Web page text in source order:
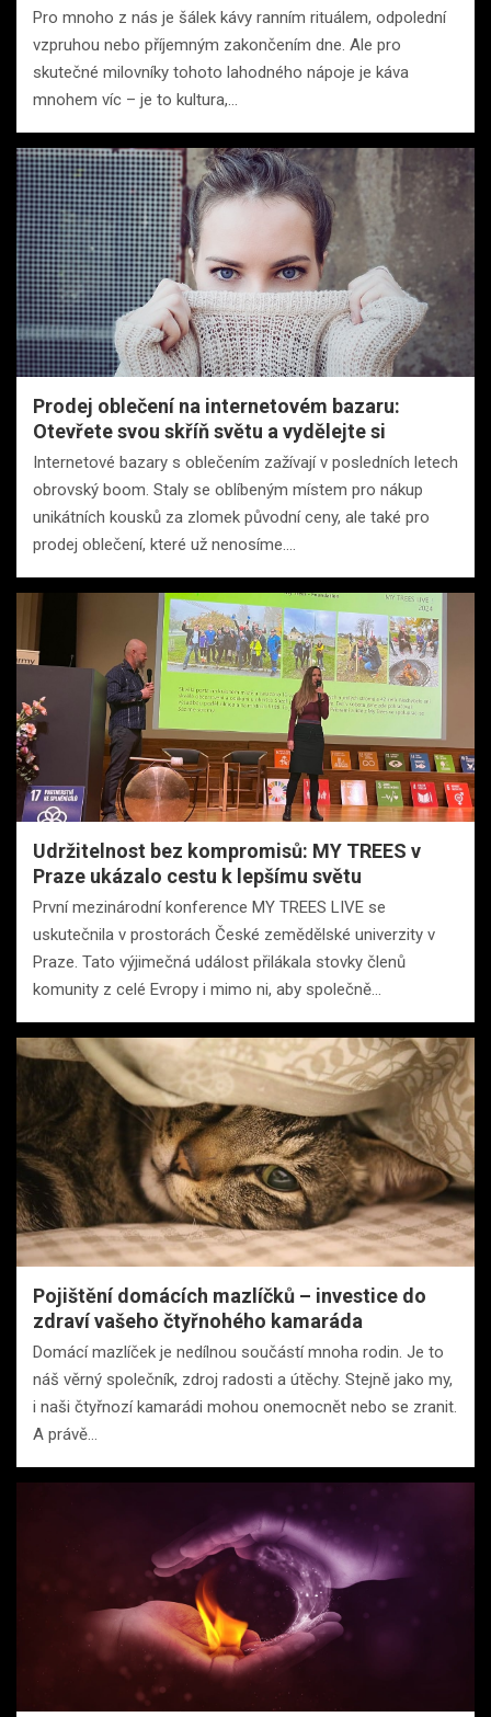
Pro mnoho z nás je šálek kávy ranním rituálem, odpolední
vzpruhou nebo příjemným zakončením dne. Ale pro
skutečné milovníky tohoto lahodného nápoje je káva
mnohem víc – je to kultura,…
Prodej oblečení na internetovém bazaru:
Otevřete svou skříň světu a vydělejte si
Internetové bazary s oblečením zažívají v posledních letech
obrovský boom. Staly se oblíbeným místem pro nákup
unikátních kousků za zlomek původní ceny, ale také pro
prodej oblečení, které už nenosíme.…
Udržitelnost bez kompromisů: MY TREES v
Praze ukázalo cestu k lepšímu světu
První mezinárodní konference MY TREES LIVE se
uskutečnila v prostorách České zemědělské univerzity v
Praze. Tato výjimečná událost přilákala stovky členů
komunity z celé Evropy i mimo ni, aby společně…
Pojištění domácích mazlíčků – investice do
zdraví vašeho čtyřnohého kamaráda
Domácí mazlíček je nedílnou součástí mnoha rodin. Je to
náš věrný společník, zdroj radosti a útěchy. Stejně jako my,
i naši čtyřnozí kamarádi mohou onemocnět nebo se zranit.
A právě…